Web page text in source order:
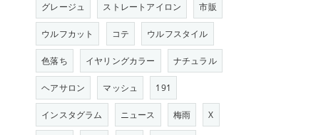
グレージュ ストレートアイロン 市販
ウルフカット コテ ウルフスタイル
色落ち イヤリングカラー ナチュラル
ヘアサロン マッシュ 191
インスタグラム ニュース 梅雨 X